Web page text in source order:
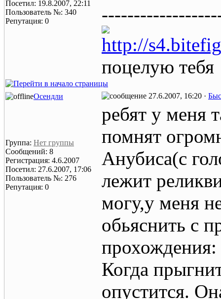
Посетил: 19.8.2007, 22:11
Пользователь №: 340
Репутация: 0
http://
поцелую тебя
Осендли 27.6.2007, 16:20 ·
Группа: Нет группы
Сообщений: 8
Регистрация: 4.6.2007
Посетил: 27.6.2007, 17:06
Пользователь №: 276
Репутация: 0
ребят у меня
помнят
Анубиса(с
лежит
могу,у меня
обьяснить с
прохождения:
Когда
опустится.